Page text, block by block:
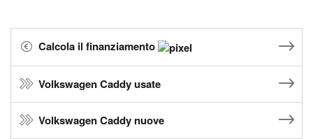
Calcola il finanziamento
Volkswagen Caddy usate
Volkswagen Caddy nuove